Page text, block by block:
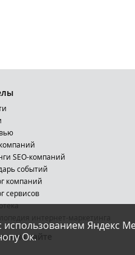
использованием Яндекс
Ок.
SEO-компаний
событий
компаний
сервисов
на сайте